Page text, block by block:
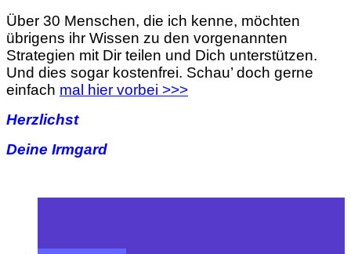
Über 30 Menschen, die ich kenne, möchten
übrigens ihr Wissen zu den vorgenannten
Strategien mit Dir teilen und Dich unterstützen.
Und dies sogar kostenfrei. Schau’ doch gerne
einfach mal hier vorbei >>>
Herzlichst
Deine Irmgard